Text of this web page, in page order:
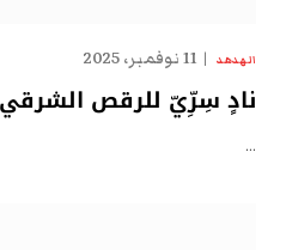
الهدهد 11 نوفمبر، 2025
نادٍ سِرِّيّ للرقص
…